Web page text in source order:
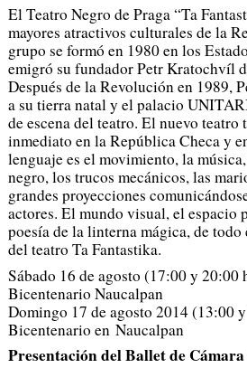
El Teatro Negro de Praga “Ta
mayores atractivos culturales de la
grupo se formó en 1980 en los
emigró su fundador Petr Kratochvíl
Después de la Revolución en 1989,
a su tierra natal y el palacio
de escena del teatro. El nuevo
inmediato en la República Checa y
lenguaje es el movimiento, la
negro, los trucos mecánicos, las
grandes proyecciones
actores. El mundo visual, el espacio
poesía de la linterna mágica, de todo
del teatro Ta Fantastika.
Sábado 16 de agosto (17:00 y 20:00
Bicentenario Naucalpan
Domingo 17 de agosto 2014 (13:00
Bicentenario en Naucalpan
Presentación del Ballet de